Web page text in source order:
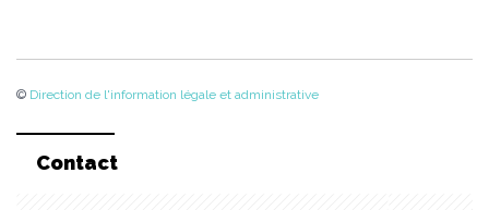
© Direction de l'information légale et administrative
Contact